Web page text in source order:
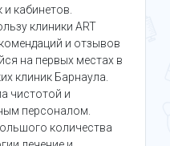
кабинетов.
клиники АRT
и отзывов
на первых местах в
клиник Барнаула.
чистотой и
персоналом.
количества